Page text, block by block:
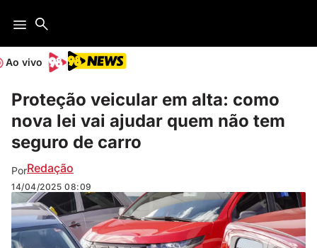
Ao vivo
Proteção veicular em alta: como
nova lei vai ajudar quem não tem
seguro de carro
PorRedação
14/04/2025 08:09